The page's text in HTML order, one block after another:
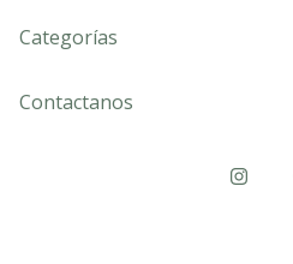
Categorías
Contactanos